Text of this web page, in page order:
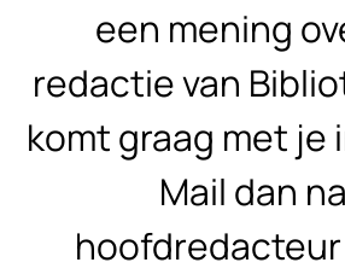
een mening
redactie van
komt graag met je
Mail dan